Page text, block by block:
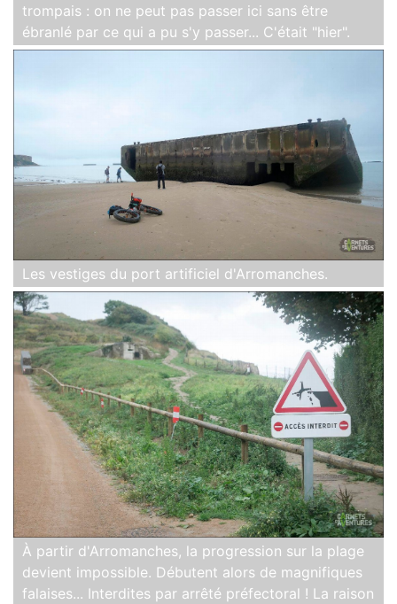
trompais : on ne peut pas passer ici sans être
ébranlé par ce qui a pu s'y passer... C'était "hier".
Les vestiges du port artificiel d'Arromanches.
À partir d'Arromanches, la progression sur la plage
devient impossible. Débutent alors de magnifiques
falaises... Interdites par arrêté préfectoral ! La raison